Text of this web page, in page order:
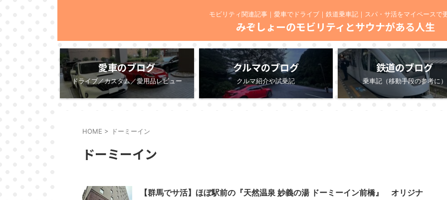
モビリティ関連記事｜愛車でドライブ｜鉄道乗車記｜スパ・サ活をマイペースで
みぞしょーのモビリティとサウナがある人生
愛車のブログ
ドライブ／カスタム／愛用品レビュー
クルマのブログ
クルマ紹介や試乗記
鉄道のブログ
乗車記（移動手段の参考に）
HOME > ドーミーイン
ドーミーイン
【群馬でサ活】ほぼ駅前の『天然温泉 妙義の湯 ドーミーイン前橋』 オリジナ